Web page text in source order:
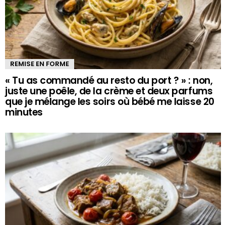
REMISE EN FORME
« Tu as commandé au resto du port ? » : non,
juste une poêle, de la crème et deux parfums
que je mélange les soirs où bébé me laisse 20
minutes